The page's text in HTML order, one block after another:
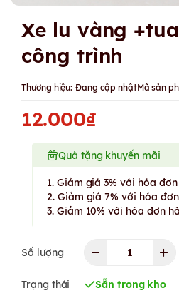
Xe lu vàng
công trình
Thương hiệu: Đang cập nhậtMã sản
12.000₫
Quà tặng khuyến mãi
1. Giảm giá 3% với hóa
2. Giảm giá 7% với hóa
3. Giảm 10% với hóa đơn
Số lượng
Trạng thái Sẵn trong kho